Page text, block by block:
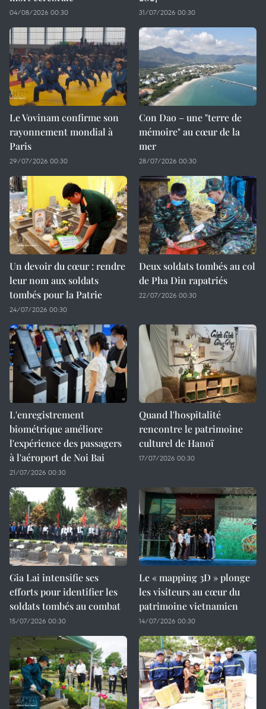
04/08/2026 00:30 31/07/2026 00:30
Le Vovinam confirme son
rayonnement mondial à
Paris
29/07/2026 00:30
Con Dao – une "terre de
mémoire" au cœur de la
mer
28/07/2026 00:30
Un devoir du cœur : rendre
leur nom aux soldats
tombés pour la Patrie
24/07/2026 00:30
Deux soldats tombés au col
de Pha Din rapatriés
22/07/2026 00:30
L'enregistrement
biométrique améliore
l'expérience des passagers
à l'aéroport de Noi Bai
21/07/2026 00:30
Quand l'hospitalité
rencontre le patrimoine
culturel de Hanoï
17/07/2026 00:30
Gia Lai intensifie ses
efforts pour identifier les
soldats tombés au combat
15/07/2026 00:30
Le « mapping 3D » plonge
les visiteurs au cœur du
patrimoine vietnamien
14/07/2026 00:30